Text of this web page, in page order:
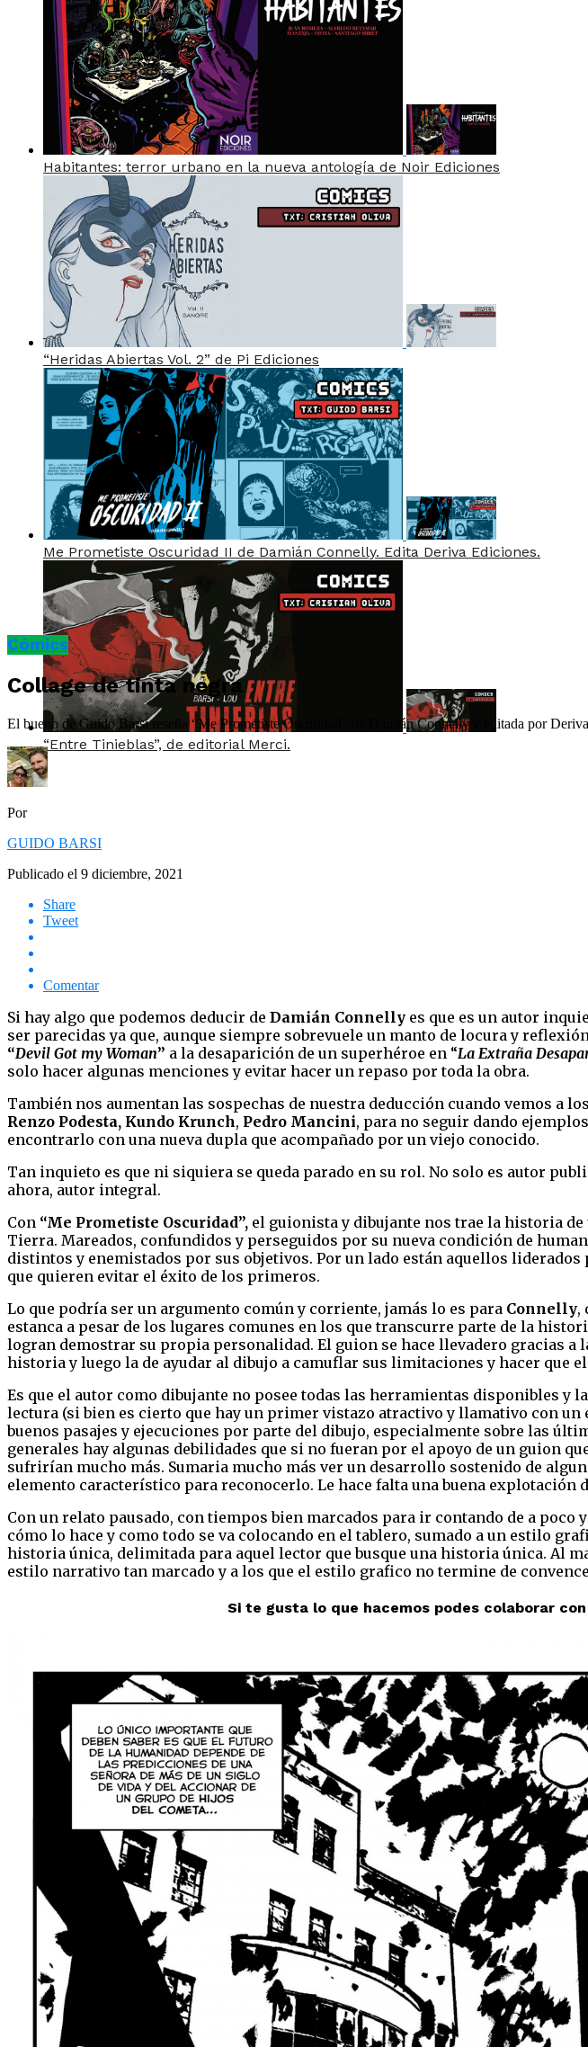
Habitantes: terror urbano en la nueva antología de Noir Ediciones
“Heridas Abiertas Vol. 2” de Pi Ediciones
Me Prometiste Oscuridad II de Damián Connelly. Edita Deriva Ediciones.
“Entre Tinieblas”, de editorial Merci.
Cómics
Collage de tinta negra
El bueno de Guido Barsi reseña “Me Prometiste Oscuridad” de Damián Connelly y editada por
Por
GUIDO BARSI
Publicado el 9 diciembre, 2021
Share
Tweet
Comentar
Si hay algo que podemos deducir de Damián Connelly es que es un autor
ser parecidas ya que, aunque siempre sobrevuele un manto de locura y
“Devil Got my Woman” a la desaparición de un superhéroe en “La Extraña
solo hacer algunas menciones y evitar hacer un repaso por toda la obra.
También nos aumentan las sospechas de nuestra deducción cuando vemos a
Renzo Podesta, Kundo Krunch, Pedro Mancini, para no seguir dando
encontrarlo con una nueva dupla que acompañado por un viejo conocido.
Tan inquieto es que ni siquiera se queda parado en su rol. No solo es autor
ahora, autor integral.
Con “Me Prometiste Oscuridad”, el guionista y dibujante nos trae la historia
Tierra. Mareados, confundidos y perseguidos por su nueva condición de
distintos y enemistados por sus objetivos. Por un lado están aquellos liderados
que quieren evitar el éxito de los primeros.
Lo que podría ser un argumento común y corriente, jamás lo es para Connelly,
estanca a pesar de los lugares comunes en los que transcurre parte de la
logran demostrar su propia personalidad. El guion se hace llevadero gracias a
historia y luego la de ayudar al dibujo a camuflar sus limitaciones y hacer
Es que el autor como dibujante no posee todas las herramientas disponibles y
lectura (si bien es cierto que hay un primer vistazo atractivo y llamativo con un
buenos pasajes y ejecuciones por parte del dibujo, especialmente sobre las
generales hay algunas debilidades que si no fueran por el apoyo de un guion
sufrirían mucho más. Sumaria mucho más ver un desarrollo sostenido de
elemento característico para reconocerlo. Le hace falta una buena explotación
Con un relato pausado, con tiempos bien marcados para ir contando de a poco
cómo lo hace y como todo se va colocando en el tablero, sumado a un estilo
historia única, delimitada para aquel lector que busque una historia única. Al
estilo narrativo tan marcado y a los que el estilo grafico no termine de
Si te gusta lo que hacemos podes colaborar